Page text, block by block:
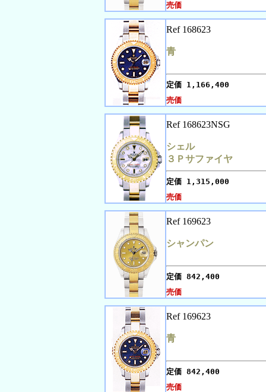
売価
Ref 168623
青
定価 1,166,400
売価
Ref 168623NSG
シェル
３Ｐサファイヤ
定価 1,315,000
売価
Ref 169623
シャンパン
定価 842,400
売価
Ref 169623
青
定価 842,400
売価